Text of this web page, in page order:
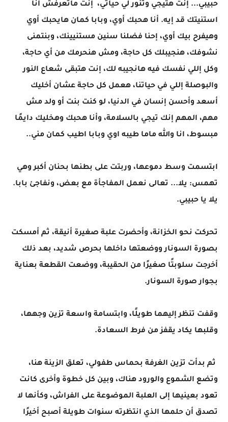
حبيبي... إنت هتيجي وتنور لي حياتي، إنت ماتعرفش أنا
استنيتك قد إيه. أنا هحبك أوي، وبابا كمان هايحبك أوي
وهيفرح بيك أوي، إحنا فضلنا سنين مستنيينك، وبنتمنى
نشوفك، هنجيبلك كل حاجة، ومش هنحرمك من أي حاجة،
وكل إللي نفسك فيه هانجيبه لك، إنت هتبقى شعاع النور
والبوصلة إللي في حياتنا، هعمل كل حاجة عشان أخليك
أسعد وأحسن إنسان في الدنيا، لو كنت بنت أو ولد مش
مهم، المهم إنك تيجي بالسلامة، وأنا هحبك وهخليك دايمًا
مبسوط، انا والله ماما طيبه اوي وبابا اطيب كمان مني..
ابتسمت وسط دموعها، وربتت على بطنها بحنان أكبر وهي
تهمس: يلا... تعالى نعمل المفاجأة مع بعض، ونفاجئ بابا.
يلا يا حبيبي.
تحركت نحو الخزانة، وأحضرت علبة صغيرة أنيقة، ثم أمسكت
بصورة السونار ووضعتها داخلها بحرص شديد، بعد ذلك
أخرجت سلوبتًا صغيرًا من الحقيبة، ووضعت القطعة بعناية
بجوار صورة السونار.
وقفت تنظر إليهما طويلًا، وابتسامة واسعة تزين وجهها،
وقلبها يكاد يقفز من فرط السعادة.
ثم بدأت تزين الغرفة بحماس طفولي، تعلق الزينة هنا،
وتضع الشموع والورود هناك، وبين كل خطوة وأخرى كانت
تعود بعينيها إلى العلبة الموضوعة على الفراش، وكأنها لا
تصدق أن حلمها الذي انتظرته سنوات طويلة أصبح أخيرًا